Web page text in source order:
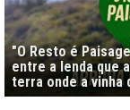
"O Resto é
entre a lenda que
terra onde a vinha